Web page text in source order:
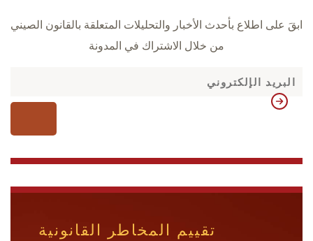
ابقَ على اطلاع بأحدث الأخبار والتحليلات المتعلقة بالقانون الصيني
من خلال الاشتراك في المدونة
تقييم المخاطر القانونية